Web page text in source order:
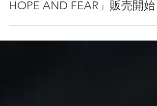
銀座蔦屋書店で写真集「OF
HOPE AND FEAR」販売開始